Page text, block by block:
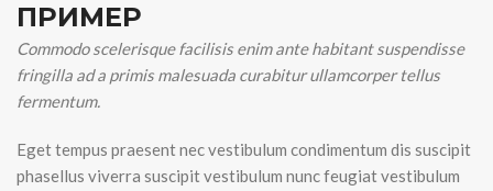
ПРИМЕР
Commodo scelerisque facilisis enim ante habitant suspendisse
fringilla ad a primis malesuada curabitur ullamcorper tellus
fermentum.
Eget tempus praesent nec vestibulum condimentum dis suscipit
phasellus viverra suscipit vestibulum nunc feugiat vestibulum